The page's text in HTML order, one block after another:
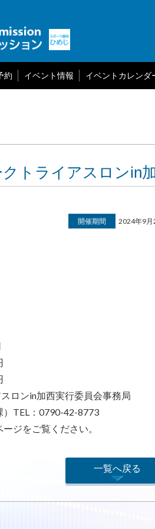
約 イベント情報 イベントカレンダ
クトライアスロンin
開催期間 2024年9月
ロンin加西実行委員会事務局
：0790-42-8773
ジをご覧ください。
一覧へ戻る